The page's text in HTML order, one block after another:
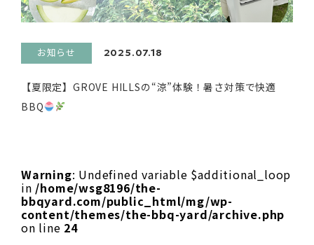
お知らせ 2025.07.18
【夏限定】GROVE HILLSの“涼”体験！暑さ対策で快適
BBQ
Warning: Undefined variable $additional_loop
in /home/wsg8196/the-
bbqyard.com/public_html/mg/wp-
content/themes/the-bbq-yard/archive.php
on line 24